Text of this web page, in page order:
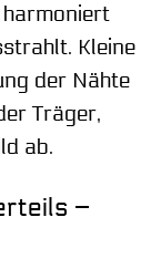
Kleine
der Nähte
Träger,
ab.
–